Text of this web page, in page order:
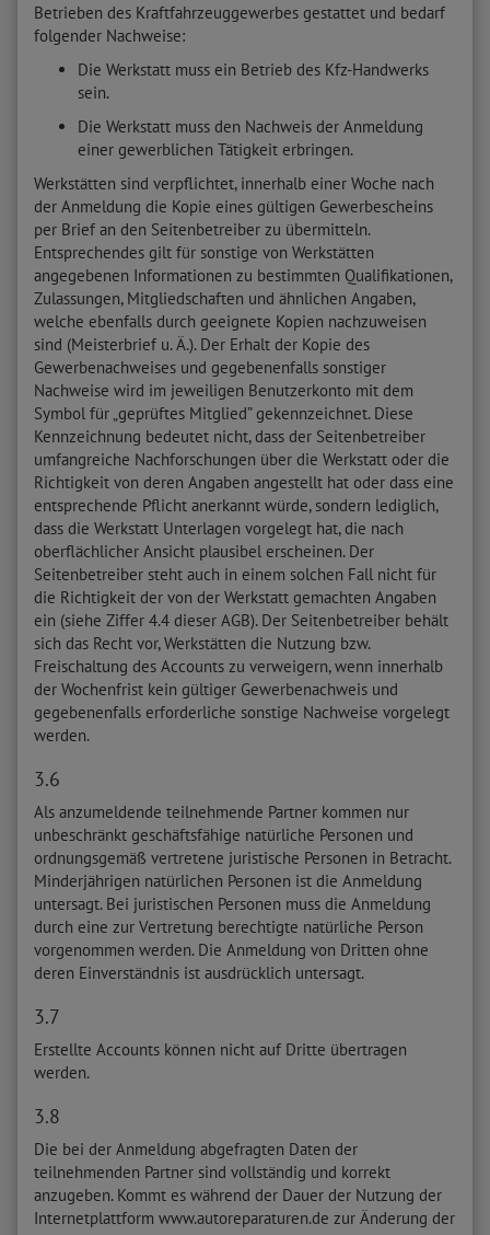
Betrieben des Kraftfahrzeuggewerbes gestattet und bedarf
folgender Nachweise:
Die Werkstatt muss ein Betrieb des Kfz-Handwerks
sein.
Die Werkstatt muss den Nachweis der Anmeldung
einer gewerblichen Tätigkeit erbringen.
Werkstätten sind verpflichtet, innerhalb einer Woche nach
der Anmeldung die Kopie eines gültigen Gewerbescheins
per Brief an den Seitenbetreiber zu übermitteln.
Entsprechendes gilt für sonstige von Werkstätten
angegebenen Informationen zu bestimmten Qualifikationen,
Zulassungen, Mitgliedschaften und ähnlichen Angaben,
welche ebenfalls durch geeignete Kopien nachzuweisen
sind (Meisterbrief u. Ä.). Der Erhalt der Kopie des
Gewerbenachweises und gegebenenfalls sonstiger
Nachweise wird im jeweiligen Benutzerkonto mit dem
Symbol für „geprüftes Mitglied” gekennzeichnet. Diese
Kennzeichnung bedeutet nicht, dass der Seitenbetreiber
umfangreiche Nachforschungen über die Werkstatt oder die
Richtigkeit von deren Angaben angestellt hat oder dass eine
entsprechende Pflicht anerkannt würde, sondern lediglich,
dass die Werkstatt Unterlagen vorgelegt hat, die nach
oberflächlicher Ansicht plausibel erscheinen. Der
Seitenbetreiber steht auch in einem solchen Fall nicht für
die Richtigkeit der von der Werkstatt gemachten Angaben
ein (siehe Ziffer 4.4 dieser AGB). Der Seitenbetreiber behält
sich das Recht vor, Werkstätten die Nutzung bzw.
Freischaltung des Accounts zu verweigern, wenn innerhalb
der Wochenfrist kein gültiger Gewerbenachweis und
gegebenenfalls erforderliche sonstige Nachweise vorgelegt
werden.
3.6
Als anzumeldende teilnehmende Partner kommen nur
unbeschränkt geschäftsfähige natürliche Personen und
ordnungsgemäß vertretene juristische Personen in Betracht.
Minderjährigen natürlichen Personen ist die Anmeldung
untersagt. Bei juristischen Personen muss die Anmeldung
durch eine zur Vertretung berechtigte natürliche Person
vorgenommen werden. Die Anmeldung von Dritten ohne
deren Einverständnis ist ausdrücklich untersagt.
3.7
Erstellte Accounts können nicht auf Dritte übertragen
werden.
3.8
Die bei der Anmeldung abgefragten Daten der
teilnehmenden Partner sind vollständig und korrekt
anzugeben. Kommt es während der Dauer der Nutzung der
Internetplattform www.autoreparaturen.de zur Änderung der